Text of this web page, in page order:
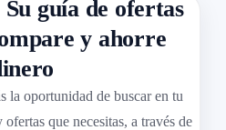
Su guía de ofertas
y ahorre
la oportunidad de buscar en tu
que necesitas, a través de